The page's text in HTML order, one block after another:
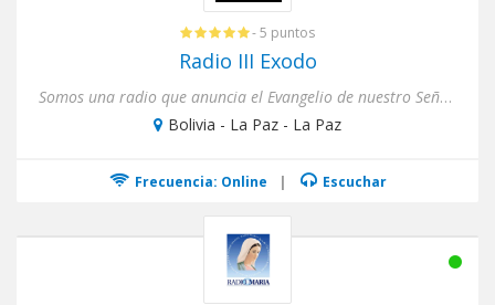
- 5 puntos
Radio III Exodo
Somos una radio que anuncia el Evangelio de nuestro Señor Jesucristo
Bolivia - La Paz - La Paz
Frecuencia: Online | Escuchar